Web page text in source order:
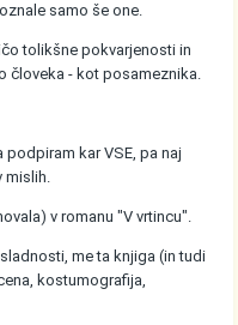
samo še one.
tolikšne pokvarjenosti in
človeka - kot posameznika.
kar VSE, pa naj
mislih.
v romanu "V vrtincu".
me ta knjiga (in tudi
kostumografija,